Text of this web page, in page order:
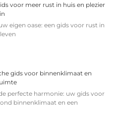
voor meer rust in huis en plezier
eigen oase: een gids voor rust in
gids voor binnenklimaat en
perfecte harmonie: uw gids voor
binnenklimaat en een